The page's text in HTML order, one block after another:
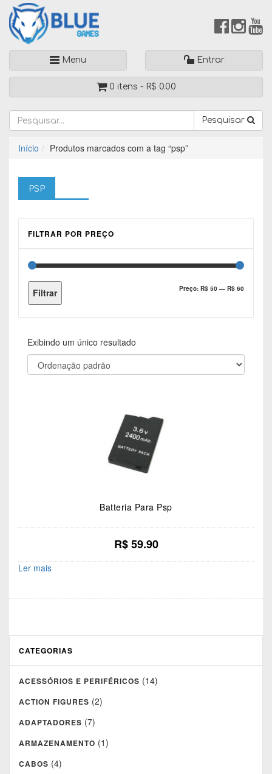
Menu Entrar
0 itens - R$ 0.00
Pesquisar
Início Produtos marcados com a tag “psp”
PSP
FILTRAR POR PREÇO
Preço
Preço
Filtrar Preço: R$ 50 — R$ 60
Exibindo um único resultado
Batteria Para Psp
R$59.90
Ler mais
CATEGORIAS
ACESSÓRIOS E PERIFÉRICOS (14)
ACTION FIGURES (2)
ADAPTADORES (7)
ARMAZENAMENTO (1)
CABOS (4)